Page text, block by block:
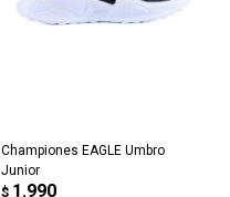
Championes EAGLE Umbro
Junior
$ 1.990